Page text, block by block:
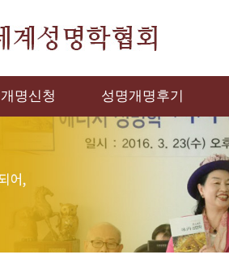
개명신청 성명개명후기